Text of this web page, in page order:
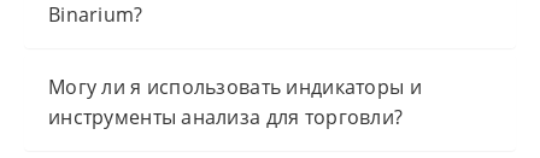
Binarium?
Могу ли я использовать индикаторы и
инструменты анализа для торговли?